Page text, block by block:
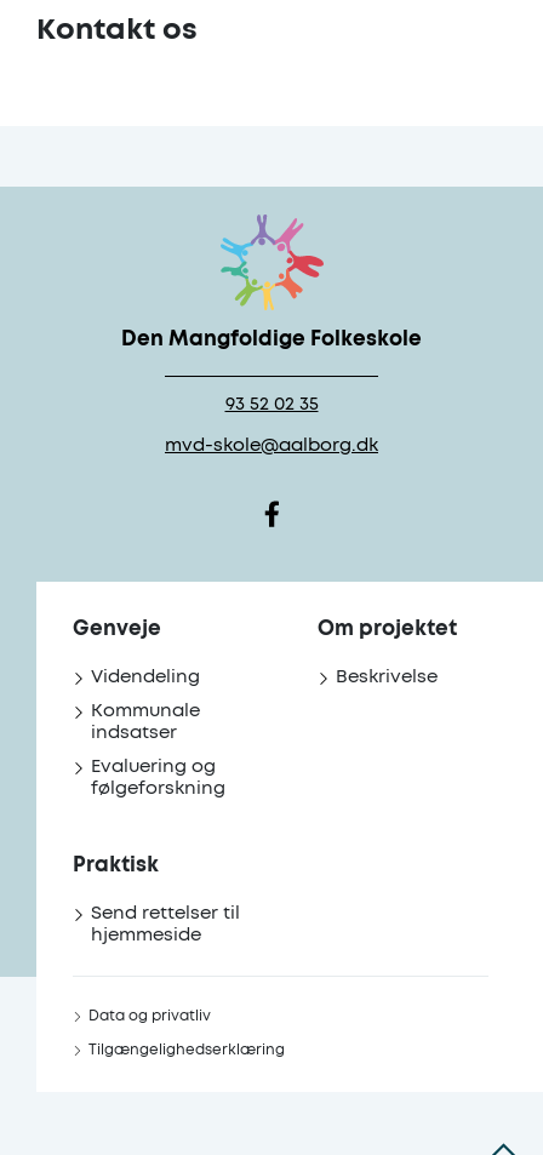
Kontakt os
Den Mangfoldige Folkeskole
93 52 02 35
mvd-skole@aalborg.dk
Genveje
Videndeling
Kommunale
indsatser
Evaluering og
følgeforskning
Om projektet
Beskrivelse
Praktisk
Send rettelser til
hjemmeside
Data og privatliv
Tilgængelighedserklæring